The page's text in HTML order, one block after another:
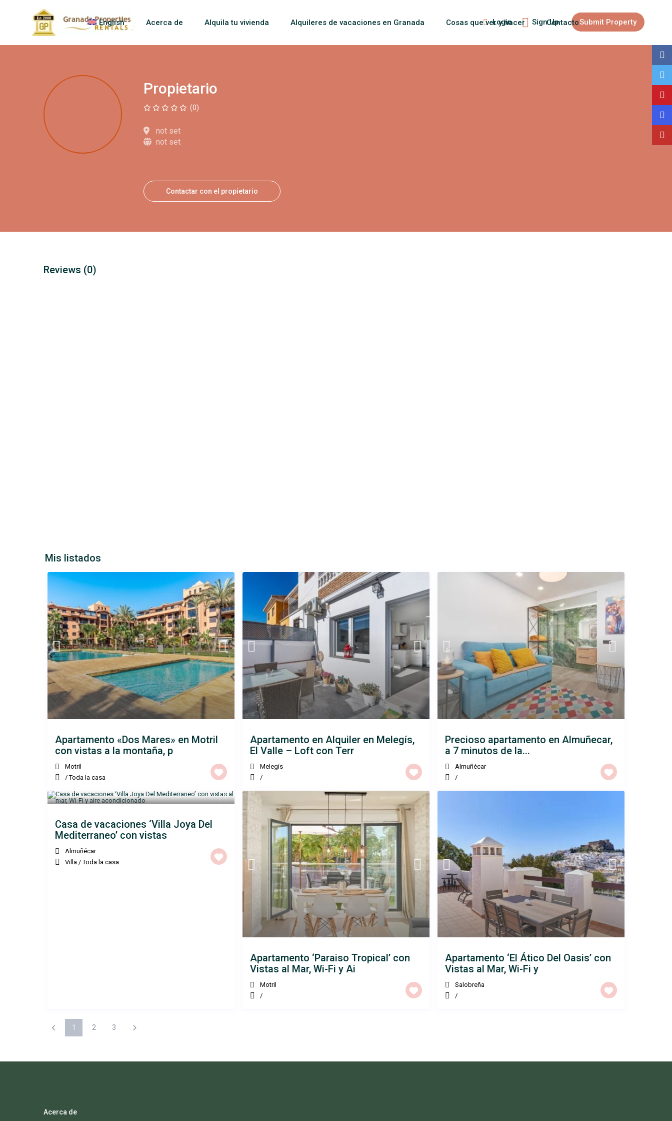
Login Sign Up Submit Property
English Acerca de Alquila tu vivienda Alquileres de vacaciones en Granada Cosas que ver y hacer Contacto
Propietario
(0)
not set
not set
Contactar con el propietario
Reviews (0)
Mis listados
Apartamento «Dos Mares» en Motril
con vistas a la montaña, p
Motril
/Toda la casa
Apartamento en Alquiler en Melegís,
El Valle – Loft con Terr
Melegís
/
Precioso apartamento en Almuñecar,
a 7 minutos de la...
Almuñécar
/
Casa de vacaciones ‘Villa Joya Del
Mediterraneo’ con vistas
Almuñécar
Villa /Toda la casa
Apartamento ‘Paraiso Tropical’ con
Vistas al Mar, Wi-Fi y Ai
Motril
/
Apartamento ‘El Ático Del Oasis’ con
Vistas al Mar, Wi-Fi y
Salobreña
/
1 2 3
Acerca de